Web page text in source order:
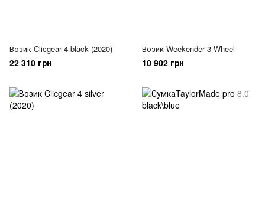
Возик Clicgear 4 black (2020)
22 310 грн
Возик Weekender 3-Wheel
10 902 грн